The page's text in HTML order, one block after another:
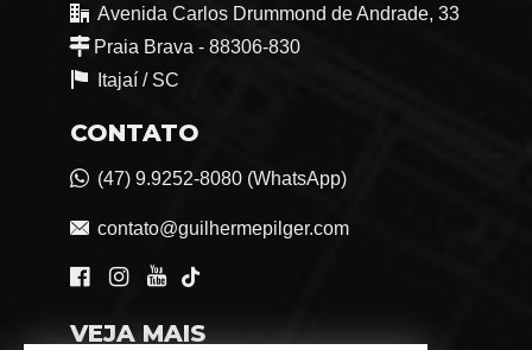
Avenida Carlos Drummond de Andrade, 33
Praia Brava - 88306-830
Itajaí / SC
CONTATO
(47) 9.9252-8080 (WhatsApp)
contato@guilhermepilger.com
VEJA MAIS